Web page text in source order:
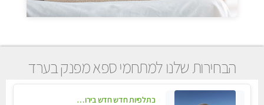
הבחירות שלנו למתחמי ספא מפנק בערד
בתלפיות חדש חדש בירושלים- לעיסוי מפנק הכולל עיסוי טנטרי על כורסאות טנטרה ועיסוי בג'קוזי .